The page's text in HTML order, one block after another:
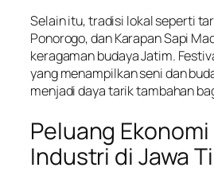
Selain itu, tradisi lokal seperti
Ponorogo, dan Karapan Sapi
keragaman budaya Jatim.
yang menampilkan seni dan
menjadi daya tarik tambahan
Peluang
Industri di Jawa